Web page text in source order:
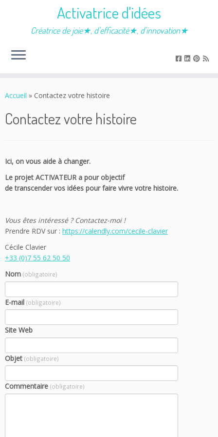
au
Activatrice d'idées
Créatrice de joie★, d'efficacité★, d'innovation★
Accueil » Contactez votre histoire
Contactez votre histoire
Ici, on vous aide à changer.
Le projet ACTIVATEUR a pour objectif
de transcender vos idées pour faire vivre votre histoire.
Vous êtes intéressé ? Contactez-moi !
Prendre RDV sur : https://calendly.com/cecile-clavier
Cécile Clavier
+33 (0)7 55 62 50 50
Nom (obligatoire)
E-mail (obligatoire)
Site Web
Objet (obligatoire)
Commentaire (obligatoire)